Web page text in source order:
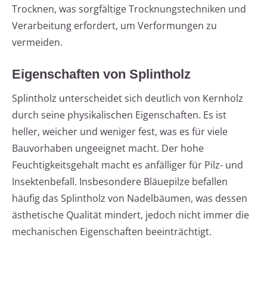
Trocknen, was sorgfältige Trocknungstechniken und
Verarbeitung erfordert, um Verformungen zu
vermeiden.
Eigenschaften von Splintholz
Splintholz unterscheidet sich deutlich von Kernholz
durch seine physikalischen Eigenschaften. Es ist
heller, weicher und weniger fest, was es für viele
Bauvorhaben ungeeignet macht. Der hohe
Feuchtigkeitsgehalt macht es anfälliger für Pilz- und
Insektenbefall. Insbesondere Bläuepilze befallen
häufig das Splintholz von Nadelbäumen, was dessen
ästhetische Qualität mindert, jedoch nicht immer die
mechanischen Eigenschaften beeinträchtigt.